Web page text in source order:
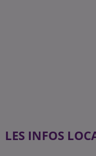
LES INFOS